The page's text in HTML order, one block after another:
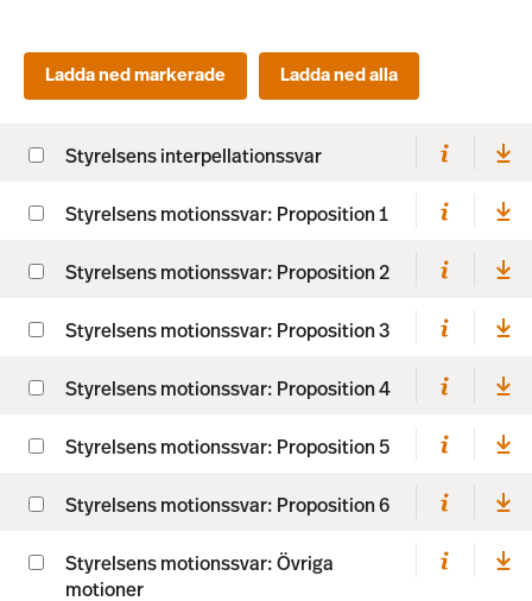
Styrelsens interpellationssvar
Styrelsens motionssvar: Proposition 1
Styrelsens motionssvar: Proposition 2
Styrelsens motionssvar: Proposition 3
Styrelsens motionssvar: Proposition 4
Styrelsens motionssvar: Proposition 5
Styrelsens motionssvar: Proposition 6
Styrelsens motionssvar: Övriga
motioner